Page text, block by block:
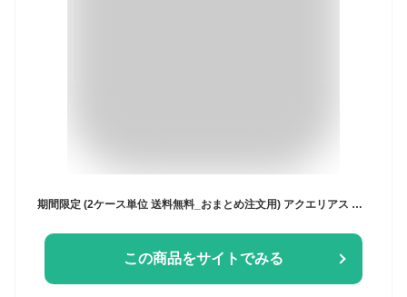
期間限定 (2ケース単位 送料無料_おまとめ注文用) アクエリアス エアーボトル 500mlPET ×24本(1ケース) [冷凍兼用] コカコーラ コカ・コーラ 熱中症対策
この商品をサイトでみる